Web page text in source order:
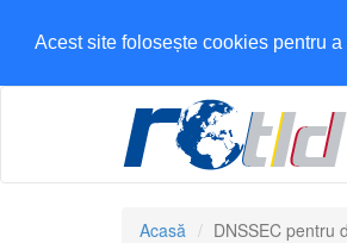
Acest site folosește cookies pentru
Acasă DNSSEC pentru